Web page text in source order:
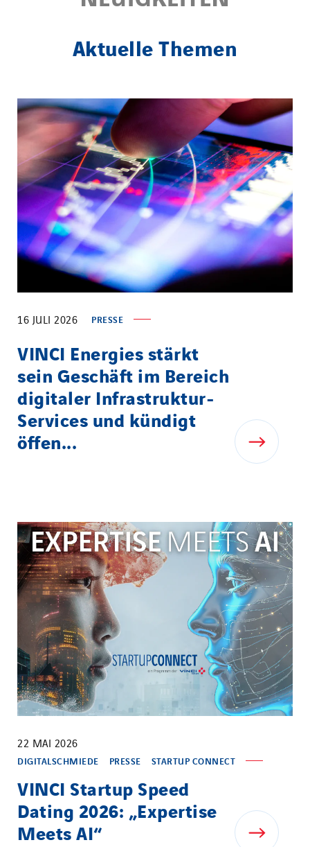
Aktuelle Themen
16 JULI 2026 PRESSE
VINCI Energies stärkt
sein Geschäft im Bereich
digitaler Infrastruktur-
Services und kündigt
öffen...
22 MAI 2026
DIGITALSCHMIEDE PRESSE STARTUP CONNECT
VINCI Startup Speed
Dating 2026: „Expertise
Meets AI“